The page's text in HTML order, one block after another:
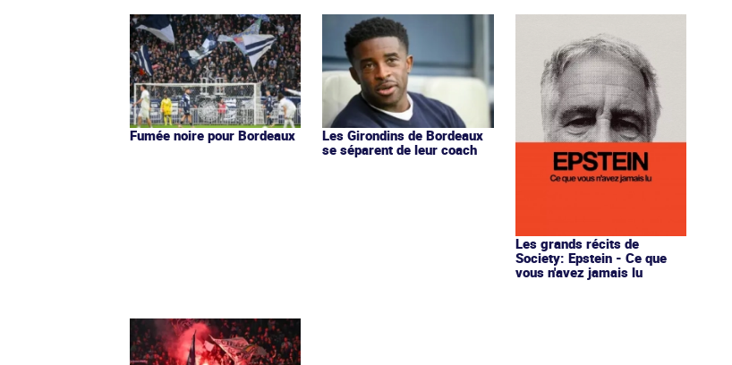
Fumée noire pour Bordeaux
Les Girondins de Bordeaux
se séparent de leur coach
Les grands récits de
Society: Epstein - Ce que
vous n'avez jamais lu